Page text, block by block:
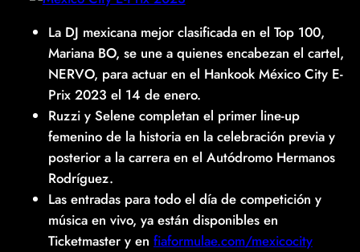
La DJ mexicana mejor clasificada en el Top 100,
Mariana BO, se une a quienes encabezan el cartel,
NERVO, para actuar en el Hankook México City E-
Prix 2023 el 14 de enero.
Ruzzi y Selene completan el primer line-up
femenino de la historia en la celebración previa y
posterior a la carrera en el Autódromo Hermanos
Rodríguez.
Las entradas para todo el día de competición y
música en vivo, ya están disponibles en
Ticketmaster y en fiaformulae.com/mexicocity